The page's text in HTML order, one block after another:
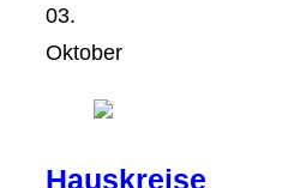
03.
Oktober
Hauskreise